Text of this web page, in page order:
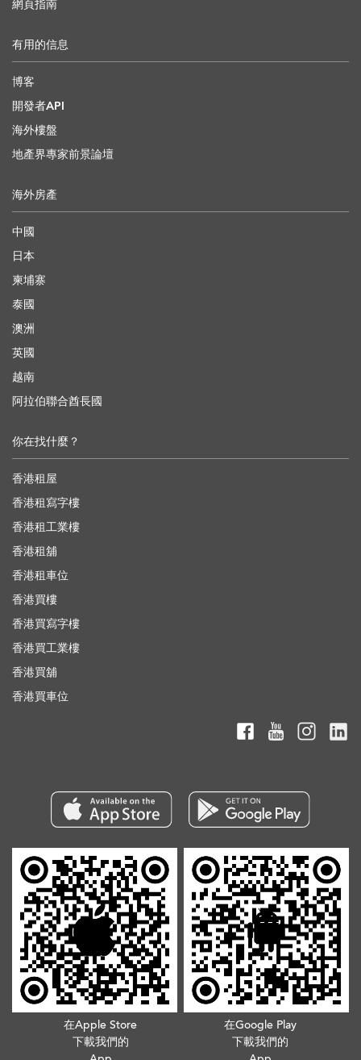
網頁指南
有用的信息
博客
開發者API
海外樓盤
地產界專家前景論壇
海外房產
中國
日本
柬埔寨
泰國
澳洲
英國
越南
阿拉伯聯合酋長國
你在找什麼？
香港租屋
香港租寫字樓
香港租工業樓
香港租舖
香港租車位
香港買樓
香港買寫字樓
香港買工業樓
香港買舖
香港買車位
在Apple Store
下載我們的
在Google Play
下載我們的